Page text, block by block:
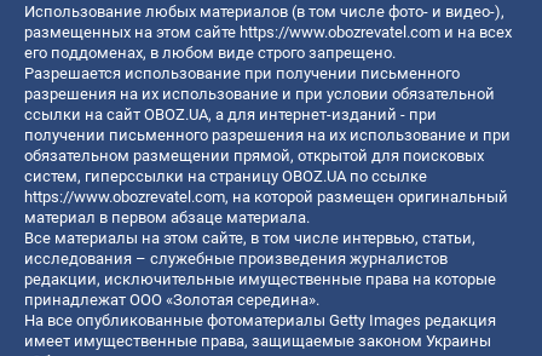
Использование любых материалов (в том числе фото- и видео-),
размещенных на этом сайте https://www.obozrevatel.com и на всех
его поддоменах, в любом виде строго запрещено.
Разрешается использование при получении письменного
разрешения на их использование и при условии обязательной
ссылки на сайт OBOZ.UA, а для интернет-изданий - при
получении письменного разрешения на их использование и при
обязательном размещении прямой, открытой для поисковых
систем, гиперссылки на страницу OBOZ.UA по ссылке
https://www.obozrevatel.com, на которой размещен оригинальный
материал в первом абзаце материала.
Все материалы на этом сайте, в том числе интервью, статьи,
исследования – служебные произведения журналистов
редакции, исключительные имущественные права на которые
принадлежат ООО «Золотая середина».
На все опубликованные фотоматериалы Getty Images редакция
имеет имущественные права, защищаемые законом Украины